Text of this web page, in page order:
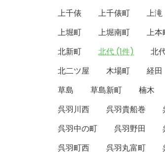
上千俵
上千俵町 上滝
上堀町
上堀南町 上本
北新町
北代 (1件) 北
北二ツ屋
木場町 経田
草島
草島新町 楠木
呉羽川西
呉羽貴船巻
呉羽中の町
呉羽野田
呉羽町西
呉羽丸富町